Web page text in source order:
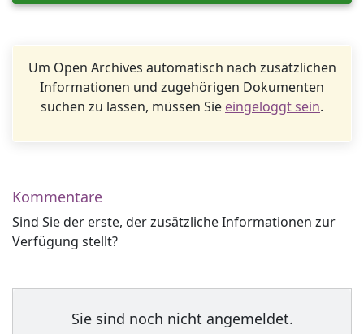
Um Open Archives automatisch nach zusätzlichen
Informationen und zugehörigen Dokumenten
suchen zu lassen, müssen Sie eingeloggt sein.
Kommentare
Sind Sie der erste, der zusätzliche Informationen zur
Verfügung stellt?
Sie sind noch nicht angemeldet.